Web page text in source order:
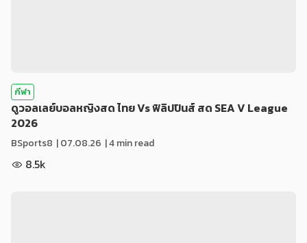
กีฬา
ดูวอลเลย์บอลหญิงสด ไทย Vs ฟิลิปปินส์ สด SEA V League
2026
BSports8 |07.08.26 | 4 min read
8.5k